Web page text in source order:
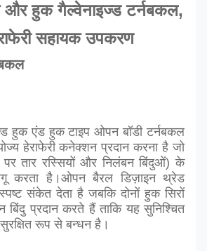
हुक गैल्वेनाइज्ड टर्नबकल,
सहायक उपकरण
हुक एंड हुक टाइप ओपन बॉडी टर्नबकल
हेराफेरी कनेक्शन प्रदान करना है जो
तार रस्सियों और निलंबन बिंदुओं) के
करता है।ओपन बैरल डिज़ाइन थ्रेड
संकेत देता है जबकि दोनों हुक सिरों
बिंदु प्रदान करते हैं ताकि यह सुनिश्चित
रूप से बन्धन है।